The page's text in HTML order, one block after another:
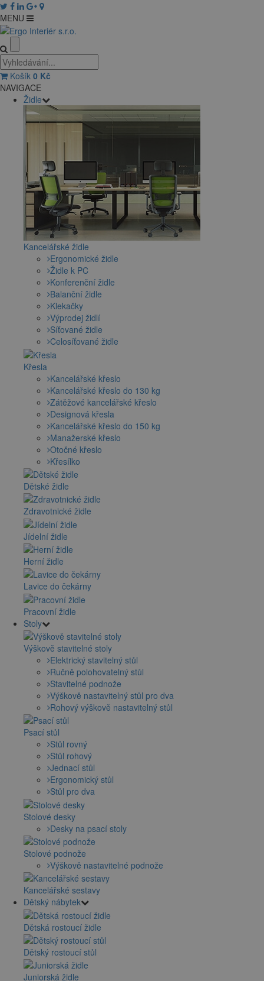
MENU
Košík 0 Kč
NAVIGACE
Židle
Kancelářské židle
Ergonomické židle
Židle k PC
Konferenční židle
Balanční židle
Klekačky
Výprodej židlí
Síťované židle
Celosíťované židle
Křesla
Kancelářské křeslo
Kancelářské křeslo do 130 kg
Zátěžové kancelářské křeslo
Designová křesla
Kancelářské křeslo do 150 kg
Manažerské křeslo
Otočné křeslo
Křesílko
Dětské židle
Zdravotnické židle
Jídelní židle
Herní židle
Lavice do čekárny
Pracovní židle
Stoly
Výškově stavitelné stoly
Elektrický stavitelný stůl
Ručně polohovatelný stůl
Stavitelné podnože
Výškově nastavitelný stůl pro dva
Rohový výškově nastavitelný stůl
Psací stůl
Stůl rovný
Stůl rohový
Jednací stůl
Ergonomický stůl
Stůl pro dva
Stolové desky
Desky na psací stoly
Stolové podnože
Výškově nastavitelné podnože
Kancelářské sestavy
Dětský nábytek
Dětská rostoucí židle
Dětský rostoucí stůl
Juniorská židle